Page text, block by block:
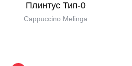
Плинтус Тип-0
Cappuccino Melinga